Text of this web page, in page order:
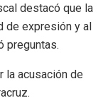
destacó que la
de expresión y al
preguntas.
la acusación de